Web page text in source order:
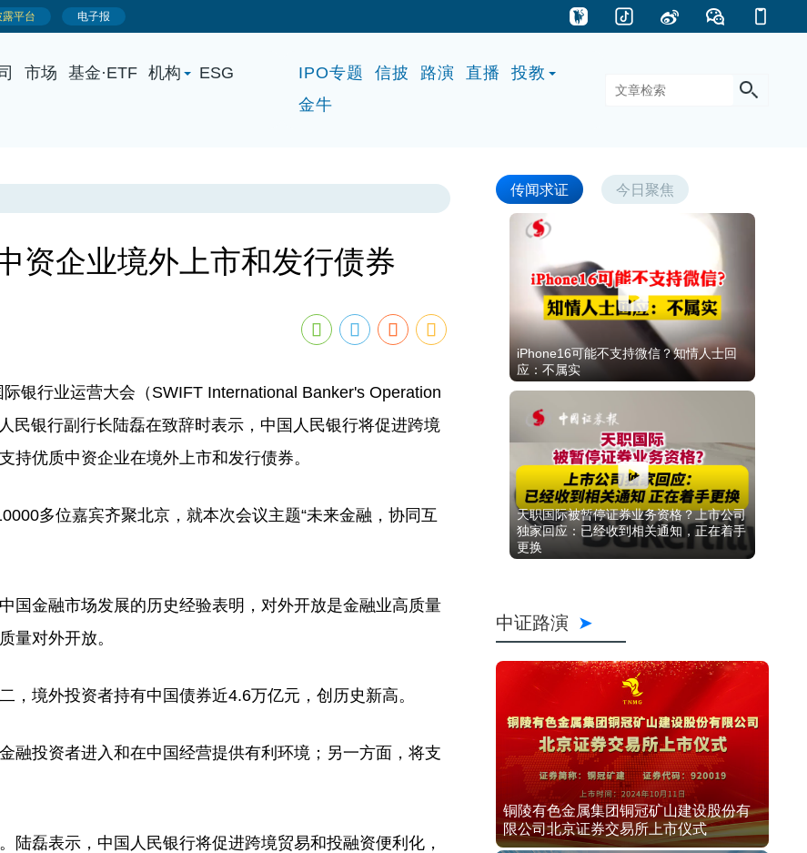
市场 基金·ETF 机构
ESG
IPO专题 信披 路演 直播
投教
金牛
资企业境外上市和发行债券
行业运营大会（SWIFT International Banker's Operation
民银行副行长陆磊在致辞时表示，中国人民银行将促进跨境
持优质中资企业在境外上市和发行债券。
多位嘉宾齐聚北京，就本次会议主题“未来金融，协同互
金融市场发展的历史经验表明，对外开放是金融业高质量
量对外开放。
境外投资者持有中国债券近4.6万亿元，创历史新高。
投资者进入和在中国经营提供有利环境；另一方面，将支
磊表示，中国人民银行将促进跨境贸易和投融资便利化，
传闻求证 今日聚焦
iPhone16可能不支持微信？知情人士回
应：不属实
天职国际被暂停证券业务资格？上市公司
独家回应：已经收到相关通知，正在着手
更换
中证路演
铜陵有色金属集团铜冠矿山建设股份有
限公司北京证券交易所上市仪式